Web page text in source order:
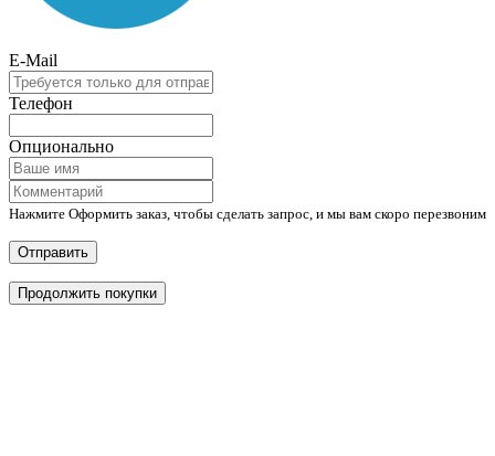
E-Mail
Телефон
Опционально
Нажмите Оформить заказ, чтобы сделать запрос, и мы вам скоро перезвоним
Отправить
Продолжить покупки